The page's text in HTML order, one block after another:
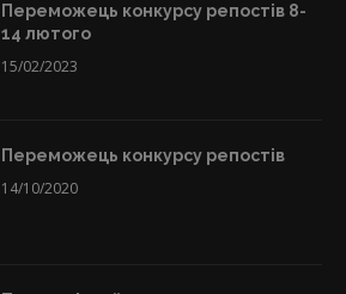
Переможець конкурсу репостів 8-
14 лютого
15/02/2023
Переможець конкурсу репостів
14/10/2020